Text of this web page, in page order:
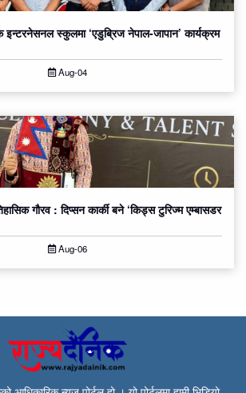
इन्टरनेसनल स्कुलमा ‘एडुब्रिज नेपाल-जापान’ कार्यक्रम
Aug-04
गौरव : दिप्सन कार्की बने ‘किड्स टुरिज्म एम्बासडर
Aug-06